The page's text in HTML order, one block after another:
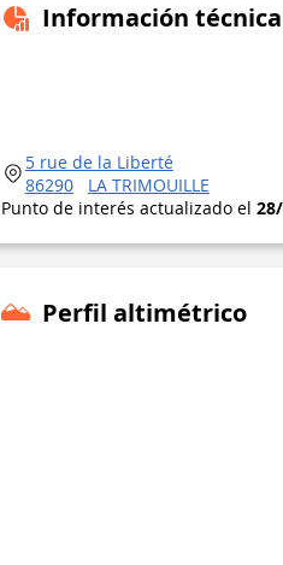
Información técnica
5 rue de la Liberté
86290
LA TRIMOUILLE
Punto de interés actualizado el
Perfil altimétrico